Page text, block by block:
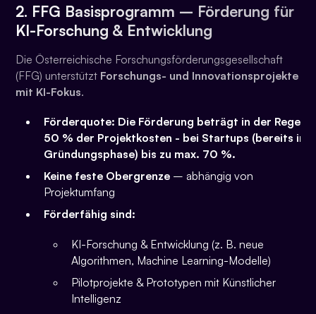
2. FFG Basisprogramm – Förderung für
KI-Forschung & Entwicklung
Die Österreichische Forschungsförderungsgesellschaft
(FFG) unterstützt Forschungs- und Innovationsprojekte
mit KI-Fokus.
Förderquote: Die Förderung beträgt in der Regel
50 % der Projektkosten - bei Startups (bereits in
Gründungsphase) bis zu max. 70 %.
Keine feste Obergrenze– abhängig von
Projektumfang
Förderfähig sind:
KI-Forschung & Entwicklung (z. B. neue
Algorithmen, Machine Learning-Modelle)
Pilotprojekte & Prototypen mit Künstlicher
Intelligenz